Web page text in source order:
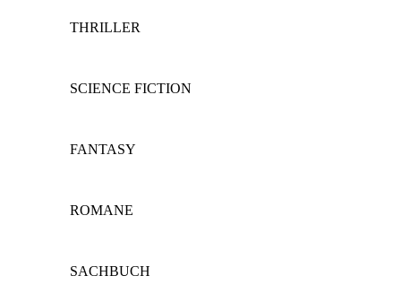
THRILLER
SCIENCE FICTION
FANTASY
ROMANE
SACHBUCH